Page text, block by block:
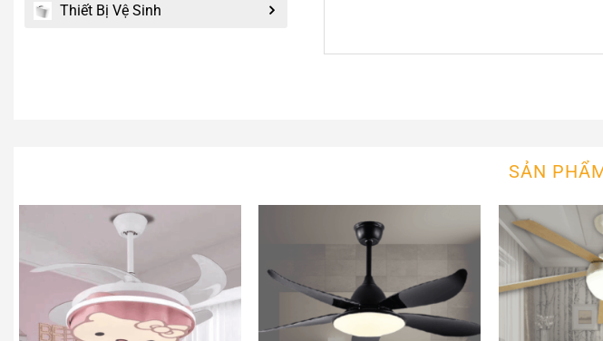
Thiết Bị Vệ Sinh
Hoạt động siêu êm và siêu bền, tiết
SẢN